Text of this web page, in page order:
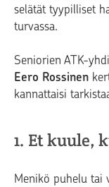
selätät tyypilliset
turvassa.
Seniorien ATK-
Eero Rossinen
kannattaisi
1. Et kuule,
Menikö puhelu tai